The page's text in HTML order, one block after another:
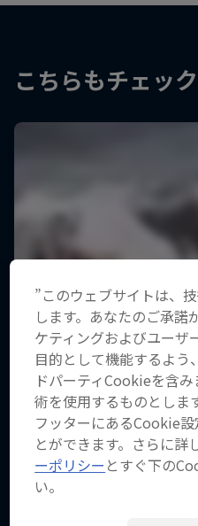
こちらもチェック
”このウェブサイトは、
します。あなたのご承諾
ケティングおよびユーザ
目的として機能するよ
ドパーティCookieを含
術を使用するものとしま
フッターにあるCookie
とができます。さらに詳
ーポリシー とすぐ下の
い。